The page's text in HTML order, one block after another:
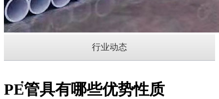
行业动态
PE管具有哪些优势性质